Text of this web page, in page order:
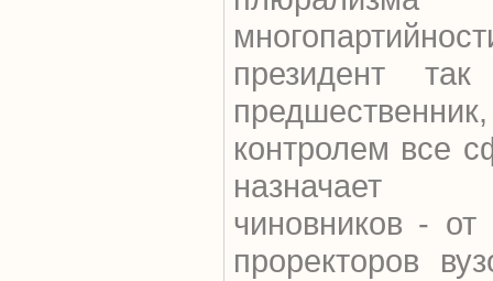
президент
контролем все
назначает
чиновников -
проректоров